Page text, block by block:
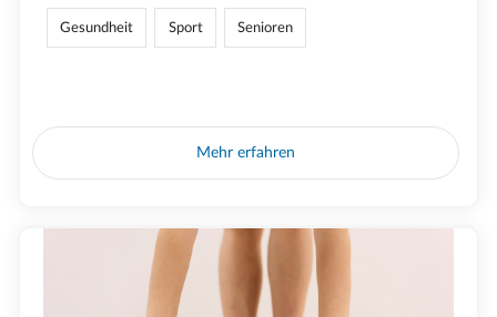
Gesundheit Sport Senioren
Mehr erfahren